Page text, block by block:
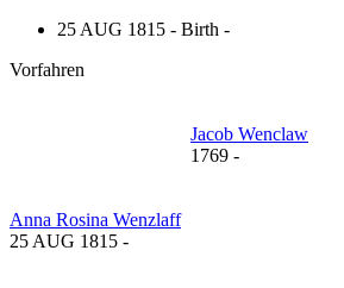
25 AUG 1815 - Birth -
Vorfahren
Jacob Wenclaw
1769 -
Anna Rosina Wenzlaff
25 AUG 1815 -